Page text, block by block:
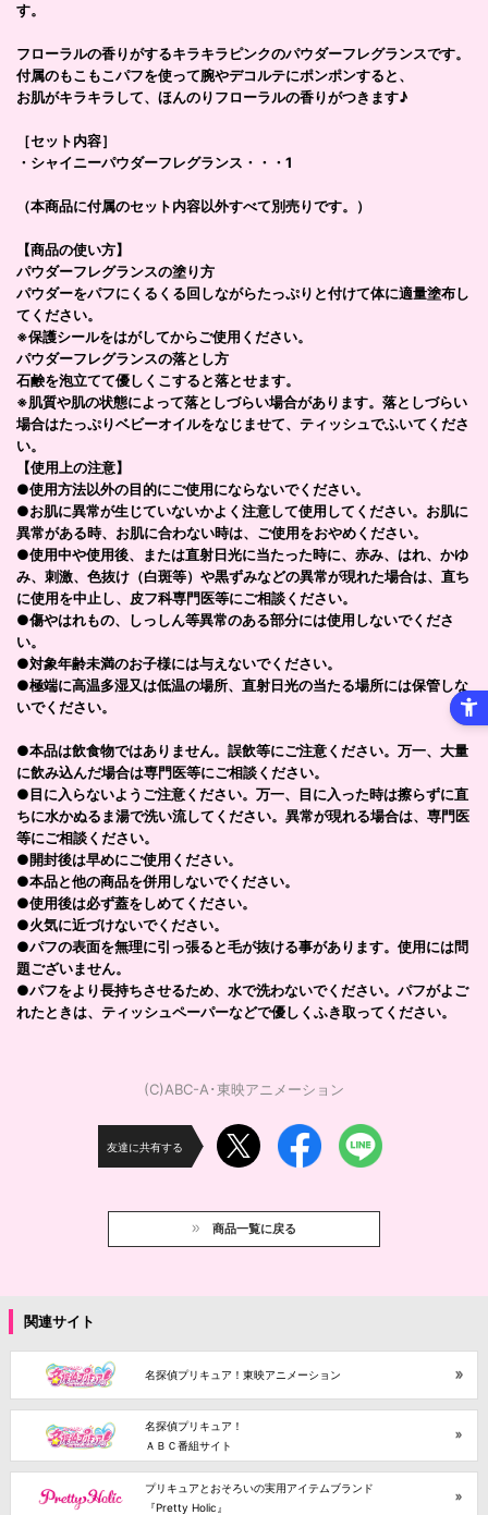
す。
フローラルの香りがするキラキラピンクのパウダーフレグランスです。
付属のもこもこパフを使って腕やデコルテにポンポンすると、
お肌がキラキラして、ほんのりフローラルの香りがつきます♪
［セット内容］
・シャイニーパウダーフレグランス・・・1
（本商品に付属のセット内容以外すべて別売りです。）
【商品の使い方】
パウダーフレグランスの塗り方
パウダーをパフにくるくる回しながらたっぷりと付けて体に適量塗布し
てください。
※保護シールをはがしてからご使用ください。
パウダーフレグランスの落とし方
石鹸を泡立てて優しくこすると落とせます。
※肌質や肌の状態によって落としづらい場合があります。落としづらい
場合はたっぷりベビーオイルをなじませて、ティッシュでふいてくださ
い。
【使用上の注意】
●使用方法以外の目的にご使用にならないでください。
●お肌に異常が生じていないかよく注意して使用してください。お肌に
異常がある時、お肌に合わない時は、ご使用をおやめください。
●使用中や使用後、または直射日光に当たった時に、赤み、はれ、かゆ
み、刺激、色抜け（白斑等）や黒ずみなどの異常が現れた場合は、直ち
に使用を中止し、皮フ科専門医等にご相談ください。
●傷やはれもの、しっしん等異常のある部分には使用しないでくださ
い。
●対象年齢未満のお子様には与えないでください。
●極端に高温多湿又は低温の場所、直射日光の当たる場所には保管しな
いでください。
●本品は飲食物ではありません。誤飲等にご注意ください。万一、大量
に飲み込んだ場合は専門医等にご相談ください。
●目に入らないようご注意ください。万一、目に入った時は擦らずに直
ちに水かぬるま湯で洗い流してください。異常が現れる場合は、専門医
等にご相談ください。
●開封後は早めにご使用ください。
●本品と他の商品を併用しないでください。
●使用後は必ず蓋をしめてください。
●火気に近づけないでください。
●パフの表面を無理に引っ張ると毛が抜ける事があります。使用には問
題ございません。
●パフをより長持ちさせるため、水で洗わないでください。パフがよご
れたときは、ティッシュペーパーなどで優しくふき取ってください。
(C)ABC-A･東映アニメーション
友達に共有する
商品一覧に戻る
関連サイト
名探偵プリキュア！東映アニメーション
名探偵プリキュア！
ＡＢＣ番組サイト
プリキュアとおそろいの実用アイテムブランド
『Pretty Holic』